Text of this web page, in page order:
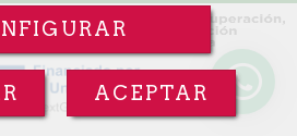
ACEPTAR